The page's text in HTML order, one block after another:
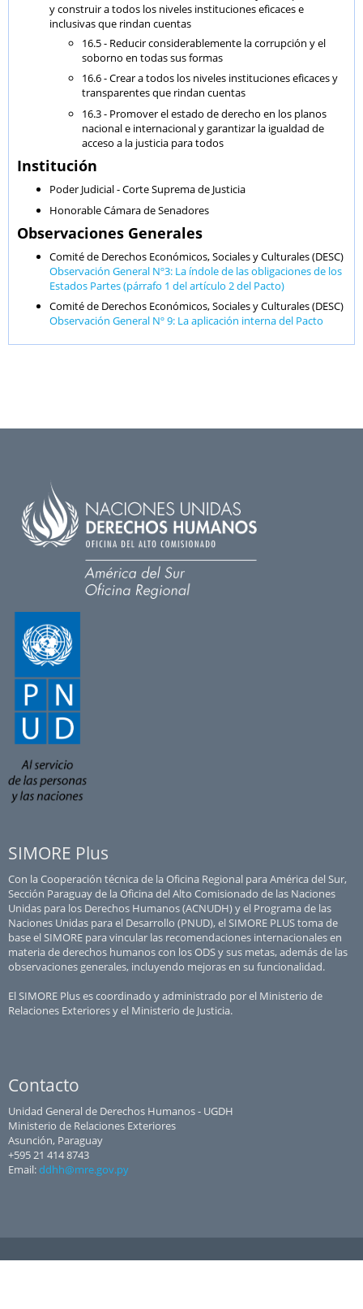
y construir a todos los niveles instituciones eficaces e
inclusivas que rindan cuentas
16.5 - Reducir considerablemente la corrupción y el
soborno en todas sus formas
16.6 - Crear a todos los niveles instituciones eficaces y
transparentes que rindan cuentas
16.3 - Promover el estado de derecho en los planos
nacional e internacional y garantizar la igualdad de
acceso a la justicia para todos
Institución
Poder Judicial - Corte Suprema de Justicia
Honorable Cámara de Senadores
Observaciones Generales
Comité de Derechos Económicos, Sociales y Culturales (DESC)
Observación General Nº3: La índole de las obligaciones de los
Estados Partes (párrafo 1 del artículo 2 del Pacto)
Comité de Derechos Económicos, Sociales y Culturales (DESC)
Observación General Nº 9: La aplicación interna del Pacto
SIMORE Plus
Con la Cooperación técnica de la Oficina Regional para América del Sur,
Sección Paraguay de la Oficina del Alto Comisionado de las Naciones
Unidas para los Derechos Humanos (ACNUDH) y el Programa de las
Naciones Unidas para el Desarrollo (PNUD), el SIMORE PLUS toma de
base el SIMORE para vincular las recomendaciones internacionales en
materia de derechos humanos con los ODS y sus metas, además de las
observaciones generales, incluyendo mejoras en su funcionalidad.
El SIMORE Plus es coordinado y administrado por el Ministerio de
Relaciones Exteriores y el Ministerio de Justicia.
Contacto
Unidad General de Derechos Humanos - UGDH
Ministerio de Relaciones Exteriores
Asunción, Paraguay
+595 21 414 8743
Email:ddhh@mre.gov.py